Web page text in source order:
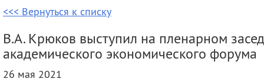
История
Научные подразделения
Прочие подразделения
Гранты
Научные школы
советы
Целевое
<<< Вернуться к списку
В.А. Крюков выступил на пленарном
академического экономического форума
26 мая 2021